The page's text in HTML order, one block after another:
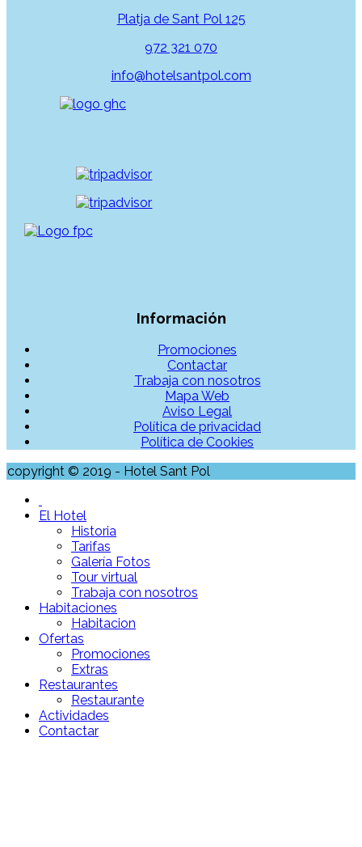
Platja de Sant Pol 125
972 321 070
info@hotelsantpol.com
Información
Promociones
Contactar
Trabaja con nosotros
Mapa Web
Aviso Legal
Política de privacidad
Política de Cookies
copyright © 2019 - Hotel Sant Pol
El Hotel
Historia
Tarifas
Galería Fotos
Tour virtual
Trabaja con nosotros
Habitaciones
Habitacion
Ofertas
Promociones
Extras
Restaurantes
Restaurante
Actividades
Contactar